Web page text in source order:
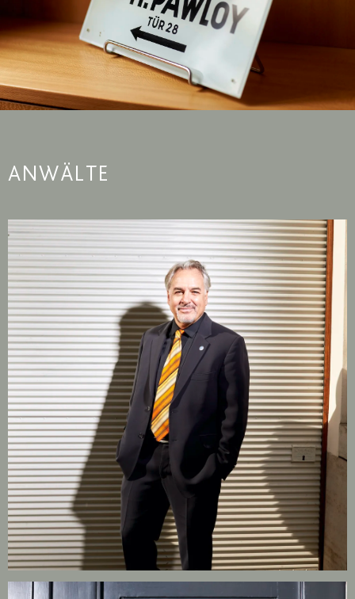
ANWÄLTE